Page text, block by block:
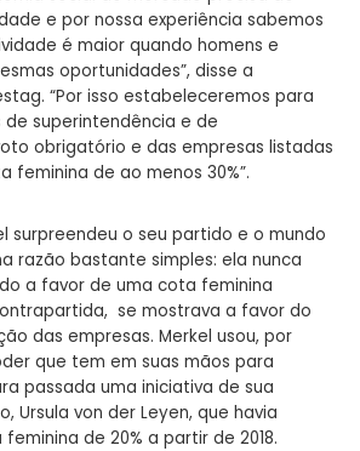
e por nossa experiência sabemos
é maior quando homens e
oportunidades”, disse a
“Por isso estabeleceremos para
superintendência e de
obrigatório e das empresas listadas
feminina de ao menos 30%”.
surpreendeu o seu partido e o mundo
razão bastante simples: ela nunca
a favor de uma cota feminina
se mostrava a favor do
das empresas. Merkel usou, por
que tem em suas mãos para
passada uma iniciativa de sua
Ursula von der Leyen, que havia
de 20% a partir de 2018.